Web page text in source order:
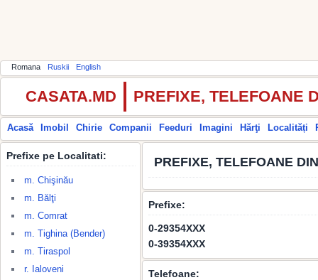
Romana Ruskii English
CASATA.MD PREFIXE, TELEFOANE
Acasă Imobil Chirie Companii Feeduri Imagini Hărţi Localități
Prefixe pe Localitati:
m. Chişinău
m. Bălţi
m. Comrat
m. Tighina (Bender)
m. Tiraspol
r. Ialoveni
PREFIXE, TELEFOANE
Prefixe:
0-29354XXX
0-39354XXX
Telefoane: